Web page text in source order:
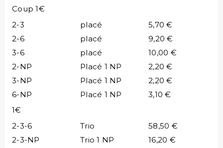
Coup 1€
2-3
placé
5,70 €
2-6
placé
9,20 €
3-6
placé
10,00 €
2-NP
Placé 1 NP
2,20 €
3-NP
Placé 1 NP
2,20 €
6-NP
Placé 1 NP
3,10 €
1€
2-3-6
Trio
58,50 €
2-3-NP
Trio 1 NP
16,20 €